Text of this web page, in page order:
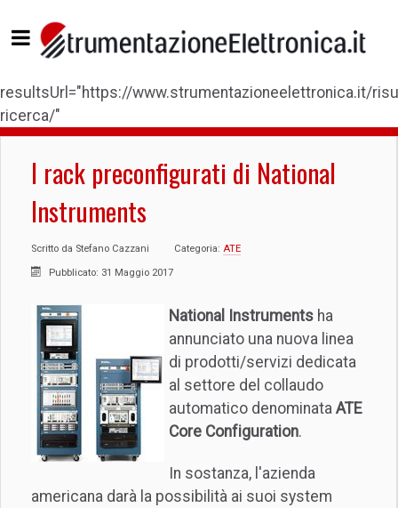
resultsUrl="https://www.strumentazioneelettronica.it/
ricerca/"
I rack preconfigurati di National
Instruments
Scritto da Stefano Cazzani Categoria: ATE
Pubblicato: 31 Maggio 2017
National Instruments ha
annunciato una nuova linea
di prodotti/servizi dedicata
al settore del collaudo
automatico denominata ATE
Core Configuration.
In sostanza, l'azienda
americana darà la possibilità ai suoi system